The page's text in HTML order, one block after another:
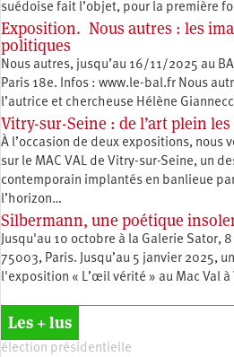
suédoise fait l’objet, pour la première
Exposition. Nous autres : les
politiques
Nous autres, jusqu’au 16/11/2025 au
Paris 18e. Infos : www.le-bal.fr Nous
l’autrice et chercheuse Hélène
Vitry-sur-Seine : de l’art plein
À l’occasion de deux expositions, nous
sur le MAC VAL de Vitry-sur-Seine, un
contemporain implantés en banlieue
l’horizon…
Silbermann, une poétique
Jusqu'au 10 octobre à la Galerie Sator,
75003, Paris. Jusqu’au 5 janvier 2025,
l'exposition « L’œil vérité » au Mac Val
Les + lus
élection présidentielle